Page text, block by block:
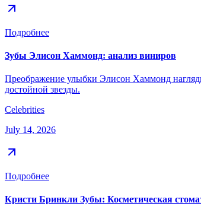
Подробнее
Зубы Элисон Хаммонд: анализ виниров
Преображение улыбки Элисон Хаммонд
достойной звезды.
Celebrities
July 14, 2026
Подробнее
Кристи Бринкли Зубы: Косметическая